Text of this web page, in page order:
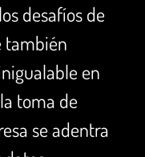
desafíos de
también
en
toma de
se adentra